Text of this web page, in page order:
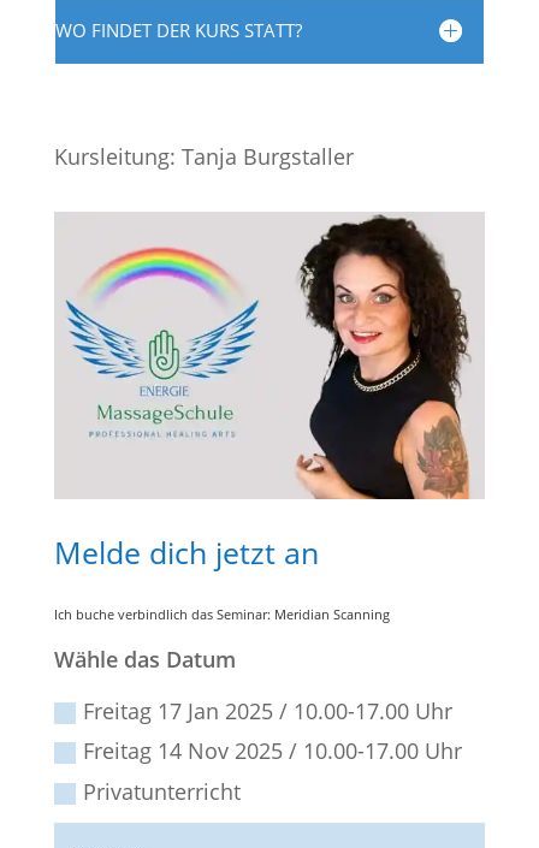
WO FINDET DER KURS STATT?
Kursleitung: Tanja Burgstaller
Melde dich jetzt an
Ich buche verbindlich das Seminar: Meridian Scanning
Wähle das Datum
Freitag 17 Jan 2025 / 10.00-17.00 Uhr
Freitag 14 Nov 2025 / 10.00-17.00 Uhr
Privatunterricht